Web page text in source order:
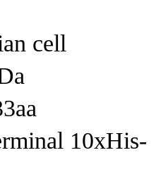
cell
10xHis-